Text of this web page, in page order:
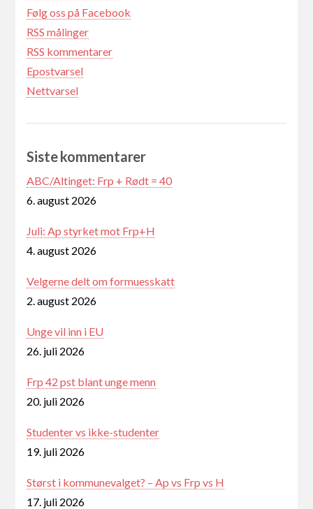
Følg oss på Facebook
RSS målinger
RSS kommentarer
Epostvarsel
Nettvarsel
Siste kommentarer
ABC/Altinget: Frp + Rødt = 40
6. august 2026
Juli: Ap styrket mot Frp+H
4. august 2026
Velgerne delt om formuesskatt
2. august 2026
Unge vil inn i EU
26. juli 2026
Frp 42 pst blant unge menn
20. juli 2026
Studenter vs ikke-studenter
19. juli 2026
Størst i kommunevalget? – Ap vs Frp vs H
17. juli 2026